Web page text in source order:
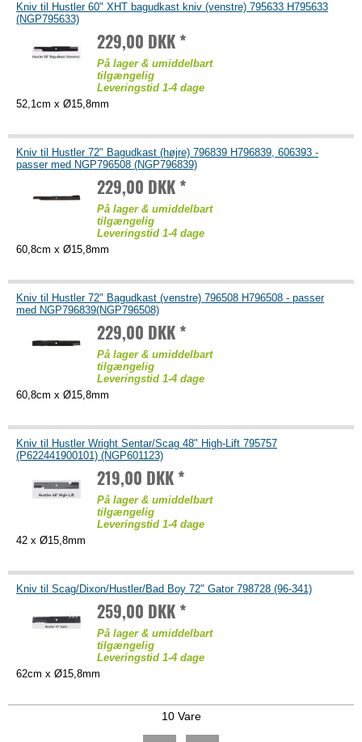
Kniv til Hustler 60" XHT bagudkast kniv (venstre) 795633 H795633
(NGP795633)
229,00 DKK *
På lager & umiddelbart
tilgængelig
Leveringstid 1-4 dage
52,1cm x Ø15,8mm
Kniv til Hustler 72" Bagudkast (højre) 796839 H796839, 606393 -
passer med NGP796508 (NGP796839)
229,00 DKK *
På lager & umiddelbart
tilgængelig
Leveringstid 1-4 dage
60,8cm x Ø15,8mm
Kniv til Hustler 72" Bagudkast (venstre) 796508 H796508 - passer
med NGP796839(NGP796508)
229,00 DKK *
På lager & umiddelbart
tilgængelig
Leveringstid 1-4 dage
60,8cm x Ø15,8mm
Kniv til Hustler Wright Sentar/Scag 48" High-Lift 795757
(P622441900101) (NGP601123)
219,00 DKK *
På lager & umiddelbart
tilgængelig
Leveringstid 1-4 dage
42 x Ø15,8mm
Kniv til Scag/Dixon/Hustler/Bad Boy 72" Gator 798728 (96-341)
259,00 DKK *
På lager & umiddelbart
tilgængelig
Leveringstid 1-4 dage
62cm x Ø15,8mm
10 Vare